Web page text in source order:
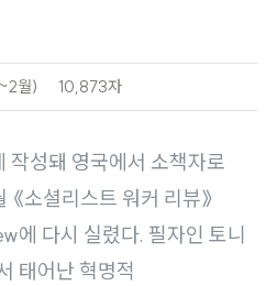
월) 10,873자
작성돼 영국에서 소책자로
소셜리스트 워커 리뷰》
에 다시 실렸다. 필자인 토니
태어난 혁명적